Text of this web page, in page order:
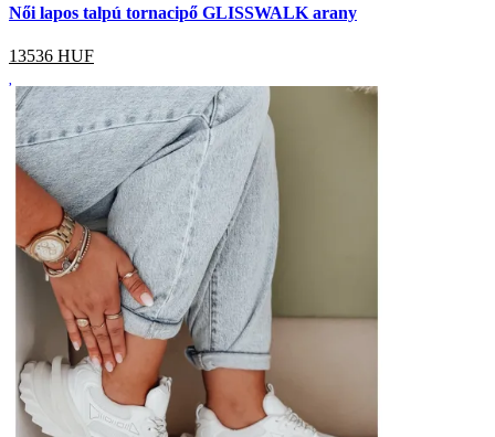
Női lapos talpú tornacipő GLISSWALK arany
13536 HUF